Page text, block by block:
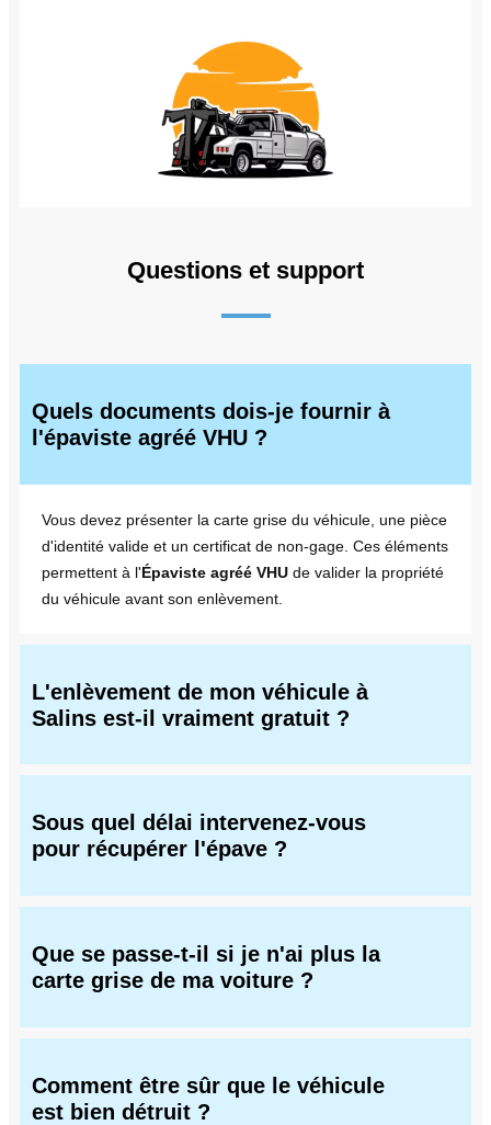
Questions et support
Quels documents dois-je fournir à
l'épaviste agréé VHU ?
Vous devez présenter la carte grise du véhicule, une pièce
d'identité valide et un certificat de non-gage. Ces éléments
permettent à l'Épaviste agréé VHU de valider la propriété
du véhicule avant son enlèvement.
L'enlèvement de mon véhicule à
Salins est-il vraiment gratuit ?
Sous quel délai intervenez-vous
pour récupérer l'épave ?
Que se passe-t-il si je n'ai plus la
carte grise de ma voiture ?
Comment être sûr que le véhicule
est bien détruit ?